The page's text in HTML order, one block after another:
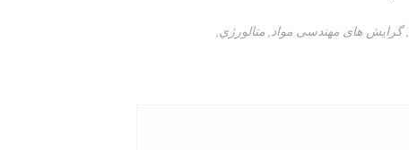
,گرایش های مهندسی مواد, متالورژي,